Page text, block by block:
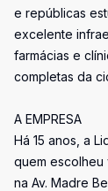
e repúblicas
excelente
farmácias e
completas da
A EMPRESA
Há 15 anos, a
quem escolheu
na Av. Madre